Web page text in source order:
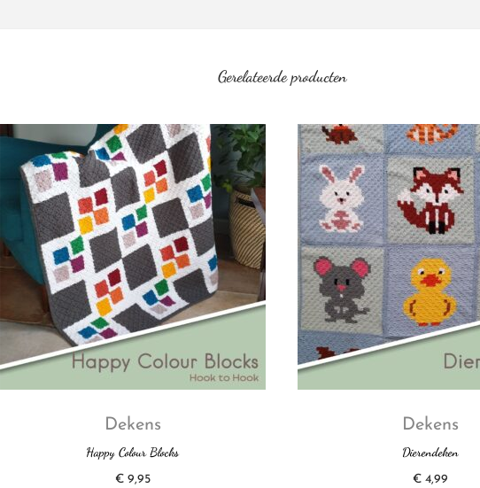
Gerelateerde producten
Dekens
Happy Colour Blocks
€9,95
Dekens
Dierendeken
€4,99